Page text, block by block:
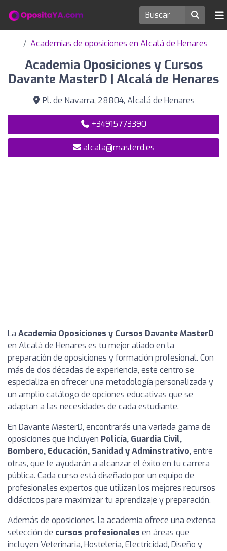
Academias de oposiciones en Alcalá de Henares
Academia Oposiciones y Cursos
Davante MasterD | Alcalá de Henares
Pl. de Navarra, 28804, Alcalá de Henares
+34915773390
alcala@masterd.es
La Academia Oposiciones y Cursos Davante MasterD
en Alcalá de Henares es tu mejor aliado en la
preparación de oposiciones y formación profesional. Con
más de dos décadas de experiencia, este centro se
especializa en ofrecer una metodología personalizada y
un amplio catálogo de opciones educativas que se
adaptan a las necesidades de cada estudiante.
En Davante MasterD, encontrarás una variada gama de
oposiciones que incluyen Policía, Guardia Civil,
Bombero, Educación, Sanidad y Adminstrativo, entre
otras, que te ayudarán a alcanzar el éxito en tu carrera
pública. Cada curso está diseñado por un equipo de
profesionales expertos que utilizan los mejores recursos
didácticos para maximizar tu aprendizaje y preparación.
Además de oposiciones, la academia ofrece una extensa
selección de cursos profesionales en áreas que
incluyen Veterinaria, Hostelería, Electricidad, Diseño y